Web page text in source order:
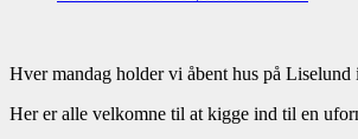
Hver mandag holder vi åbent hus på
Her er alle velkomne til at kigge ind til en